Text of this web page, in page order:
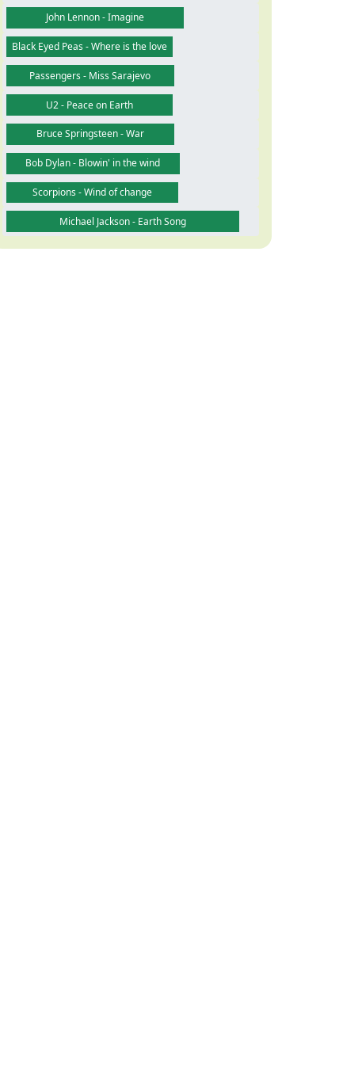
John Lennon - Imagine
Black Eyed Peas - Where is the love
Passengers - Miss Sarajevo
U2 - Peace on Earth
Bruce Springsteen - War
Bob Dylan - Blowin' in the wind
Scorpions - Wind of change
Michael Jackson - Earth Song